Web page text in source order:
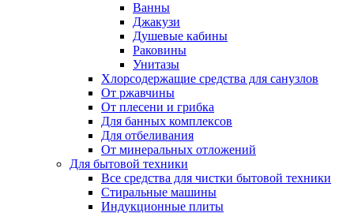
Ванны
Джакузи
Душевые кабины
Раковины
Унитазы
Хлорсодержащие средства для санузлов
От ржавчины
От плесени и грибка
Для банных комплексов
Для отбеливания
От минеральных отложений
Для бытовой техники
Все средства для чистки бытовой техники
Стиральные машины
Индукционные плиты